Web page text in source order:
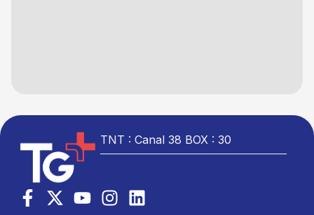
TNT : Canal 38 BOX : 30